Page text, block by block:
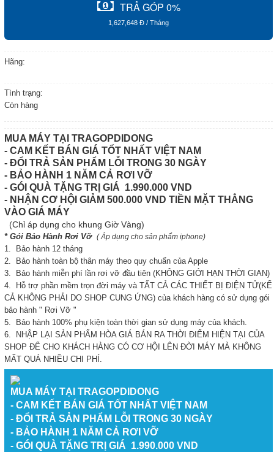
1,627,648 Đ / Tháng
Hãng:
Tình trạng:
Còn hàng
MUA MÁY TẠI TRAGOPDIDONG
- CAM KẾT BÁN GIÁ TỐT NHẤT VIỆT NAM
- ĐỔI TRẢ SẢN PHẨM LỖI TRONG 30 NGÀY
- BẢO HÀNH 1 NĂM CẢ RƠI VỠ
- GÓI QUÀ TẶNG TRỊ GIÁ 1.990.000 VND
- NHẬN CƠ HỘI GIẢM 500.000 VND TIỀN MẶT THẲNG
VÀO GIÁ MÁY
(Chỉ áp dụng cho khung Giờ Vàng)
* Gói Bảo Hành Rơi Vỡ( Áp dụng cho sản phẩm iphone)
1. Bảo hành 12 tháng
2. Bảo hành toàn bộ thân máy theo quy chuẩn của Apple
3. Bảo hành miễn phí lần rơi vỡ đầu tiên (KHÔNG GIỚI HẠN THỜI GIAN)
4. Hỗ trợ phần mềm trọn đời máy và TẤT CẢ CÁC THIẾT BỊ ĐIỆN TỬ(KỂ
CẢ KHÔNG PHẢI DO SHOP CUNG ỨNG) của khách hàng có sử dụng gói
bảo hành " Rơi Vỡ "
5. Bảo hành 100% phụ kiện toàn thời gian sử dụng máy của khách.
6. NHẬP LẠI SẢN PHẨM HÒA GIÁ BÁN RA THỜI ĐIỂM HIỆN TẠI CỦA
SHOP ĐỂ CHO KHÁCH HÀNG CÓ CƠ HỘI LÊN ĐỜI MÁY MÀ KHÔNG
MẤT QUÁ NHIỀU CHI PHÍ.
MUA MÁY TẠI TRAGOPDIDONG
- CAM KẾT BÁN GIÁ TỐT NHẤT VIỆT NAM
- ĐỔI TRẢ SẢN PHẨM LỖI TRONG 30 NGÀY
- BẢO HÀNH 1 NĂM CẢ RƠI VỠ
- GÓI QUÀ TẶNG TRỊ GIÁ 1.990.000 VND